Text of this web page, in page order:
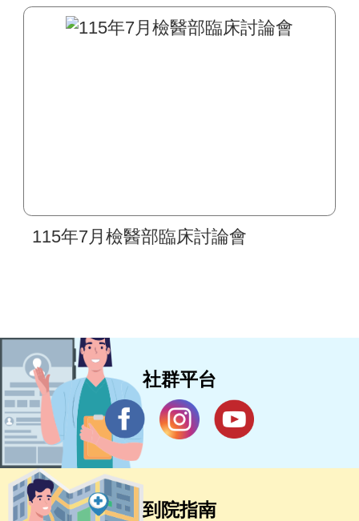
區間及檢驗作業皆無異動
115年7月檢醫部臨床討論會
社群平台
到院指南